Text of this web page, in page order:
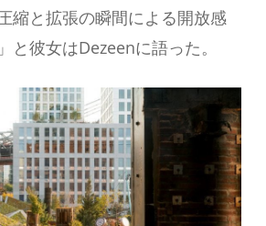
縮と拡張の瞬間による開放感
と彼女はDezeenに語った。